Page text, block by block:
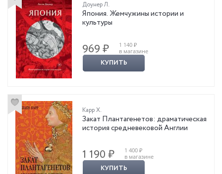
Доунер Л.
Япония. Жемчужины истории и
культуры
969 ₽
1 140 ₽
в магазине
КУПИТЬ
Карр Х.
Закат Плантагенетов: драматическая
история средневековой Англии
1 190 ₽
1 400 ₽
в магазине
КУПИТЬ